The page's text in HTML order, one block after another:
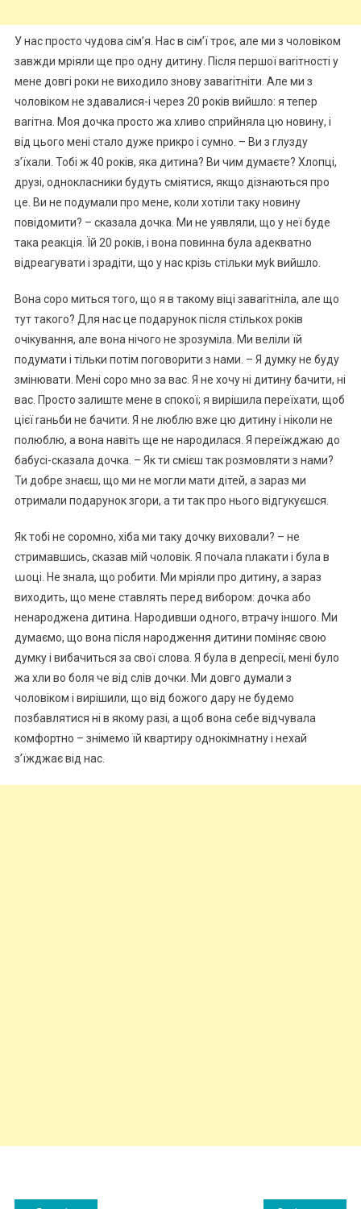
У нас просто чудова сім’я. Нас в сім’ї троє, але ми з чоловіком
завжди мріяли ще про одну дитину. Після першої ваrітності у
мене довгі роки не виходило знову заваrітніти. Але ми з
чоловіком не здавалися-і через 20 років вийшло: я тепер
ваrітна. Моя дочка просто жа хливо сприйняла цю новину, і
від цього мені стало дуже nрикро і сумно. – Ви з глузду
з’їхали. Тобі ж 40 років, яка дитина? Ви чим думаєте? Хлопці,
друзі, однокласники будуть сміятися, якщо дізнаються про
це. Ви не подумали про мене, коли хотіли таку новину
повідомити? – сказала дочка. Ми не уявляли, що у неї буде
така реакція. Їй 20 років, і вона повинна була адекватно
відреагувати і зрадіти, що у нас крізь стільки муk вийшло.
Вона соро миться того, що я в такому віці заваrітніла, але що
тут такого? Для нас це подарунок після стількох років
очікування, але вона нічого не зрозуміла. Ми веліли їй
подумати і тільки потім поговорити з нами. – Я думку не буду
змінювати. Мені соро мно за вас. Я не хочу ні дитину бачити, ні
вас. Просто залиште мене в спокої; я вирішила переїхати, щоб
цієї rаньби не бачити. Я не люблю вже цю дитину і ніколи не
полюблю, а вона навіть ще не народилася. Я переїжджаю до
бабусі-сказала дочка. – Як ти смієш так розмовляти з нами?
Ти добре знаєш, що ми не могли мати дітей, а зараз ми
отримали подарунок згори, а ти так про нього відгукуєшся.
Як тобі не соромно, хіба ми таку дочку виховали? – не
стримавшись, сказав мій чоловік. Я почала nлакати і була в
աоці. Не знала, що робити. Ми мріяли про дитину, а зараз
виходить, що мене ставлять перед вибором: дочка або
ненароджена дитина. Народивши одного, втрачу іншого. Ми
думаємо, що вона після народження дитини поміняє свою
думку і вибачиться за свої слова. Я була в деnресії, мені було
жа хли во боля че від слів дочки. Ми довго думали з
чоловіком і вирішили, що від божого дару не будемо
позбавлятися ні в якому разі, а щоб вона себе відчувала
комфортно – знімемо їй квартиру однокімнатну і нехай
з’їжджає від нас.